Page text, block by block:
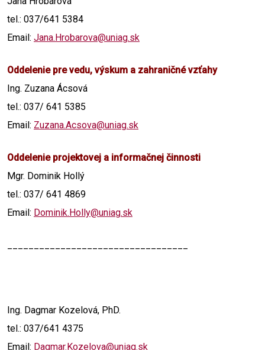
tel.: 037/641 5384
Email: Jana.Hrobarova@uniag.sk
Oddelenie pre vedu, výskum a zahraničné vzťahy
Ing. Zuzana Ácsová
tel.: 037/ 641 5385
Email: Zuzana.Acsova@uniag.sk
Oddelenie projektovej a informačnej činnosti
Mgr. Dominik Hollý
tel.: 037/ 641 4869
Email: Dominik.Holly@uniag.sk
Ing. Dagmar Kozelová, PhD.
tel.: 037/641 4375
Email: Dagmar.Kozelova@uniag.sk